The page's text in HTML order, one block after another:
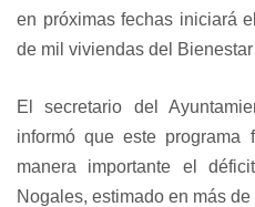
en próximas fechas iniciará
de mil viviendas del
El secretario del
informó que este programa
manera importante el
Nogales, estimado en más